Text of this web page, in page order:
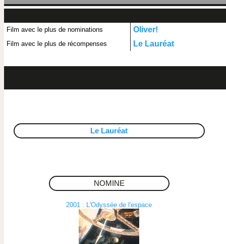
Film avec le plus de nominations Oliver!
Film avec le plus de récompenses Le Lauréat
Le Lauréat
NOMINE
2001 : L'Odyssée de l'espace